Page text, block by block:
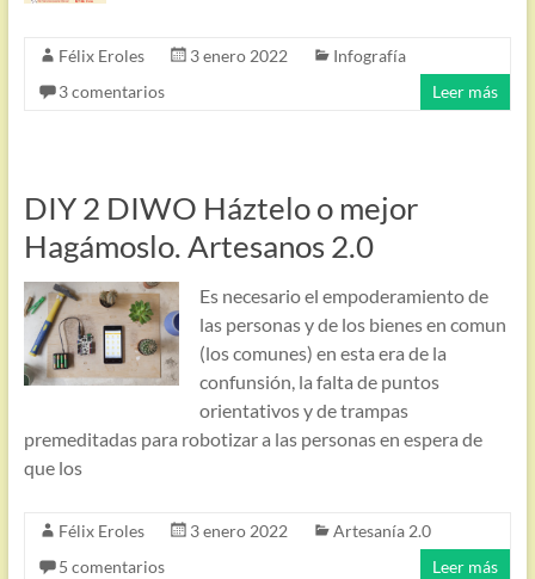
Félix Eroles 3 enero 2022
Infografía
3 comentarios
Leer más
DIY 2 DIWO Háztelo o mejor
Hagámoslo. Artesanos 2.0
Es necesario el empoderamiento de
las personas y de los bienes en comun
(los comunes) en esta era de la
confunsión, la falta de puntos
orientativos y de trampas
premeditadas para robotizar a las personas en espera de
que los
Félix Eroles 3 enero 2022
Artesanía 2.0
5 comentarios
Leer más